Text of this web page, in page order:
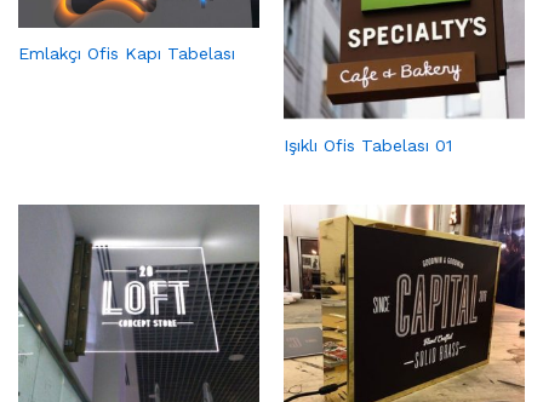
Emlakçı Ofis Kapı Tabelası
Işıklı Ofis Tabelası 01